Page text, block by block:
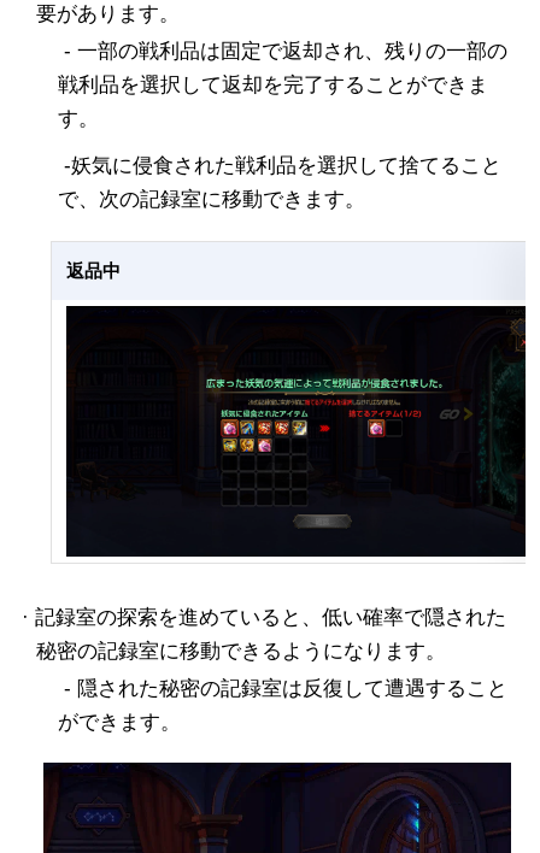
要があります。
- 一部の戦利品は固定で返却され、残りの一部の
戦利品を選択して返却を完了することができま
す。
-妖気に侵食された戦利品を選択して捨てること
で、次の記録室に移動できます。
返品中
· 記録室の探索を進めていると、低い確率で隠された
秘密の記録室に移動できるようになります。
- 隠された秘密の記録室は反復して遭遇すること
ができます。